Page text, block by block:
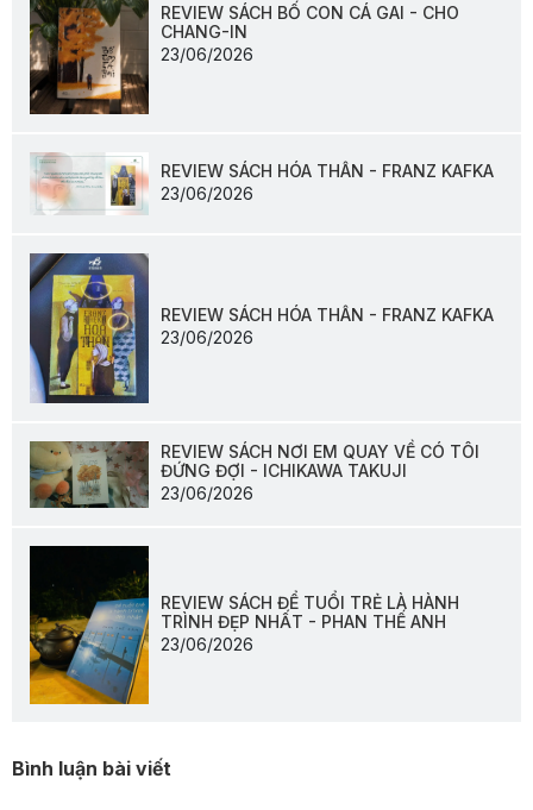
REVIEW SÁCH BỐ CON CÁ GAI - CHO
CHANG-IN
23/06/2026
REVIEW SÁCH HÓA THÂN - FRANZ KAFKA
23/06/2026
REVIEW SÁCH HÓA THÂN - FRANZ KAFKA
23/06/2026
REVIEW SÁCH NƠI EM QUAY VỀ CÓ TÔI
ĐỨNG ĐỢI - ICHIKAWA TAKUJI
23/06/2026
REVIEW SÁCH ĐỂ TUỔI TRẺ LÀ HÀNH
TRÌNH ĐẸP NHẤT - PHAN THẾ ANH
23/06/2026
Bình luận bài viết